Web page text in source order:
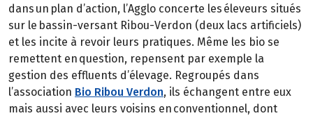
dans un plan d’action, l’Agglo concerte les éleveurs situés
sur le bassin-versant Ribou-Verdon (deux lacs artificiels)
et les incite à revoir leurs pratiques. Même les bio se
remettent en question, repensent par exemple la
gestion des effluents d’élevage. Regroupés dans
l’association Bio Ribou Verdon, ils échangent entre eux
mais aussi avec leurs voisins en conventionnel, dont